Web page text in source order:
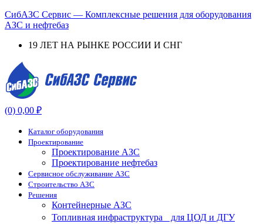
СибАЗС Сервис — Комплексные решения для оборудования
АЗС и нефтебаз
19 ЛЕТ НА РЫНКЕ РОССИИ И СНГ
Menu
(0) 0,00 ₽
Каталог оборудования
Проектирование
Проектирование АЗС
Проектирование нефтебаз
Cервисное обслуживание АЗС
Строительство АЗС
Решения
Контейнерные АЗС
Топливная инфраструктура для ЦОД и ДГУ